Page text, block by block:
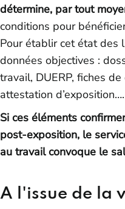
détermine, par tout
conditions pour
Pour établir cet état des
données objectives :
travail, DUERP, fiches
attestation d’exposition….
Si ces éléments
post-exposition, le
au travail convoque le
A l'issue de la